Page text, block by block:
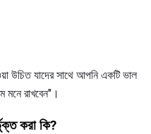
উচিত যাদের সাথে আপনি একটি ভাল
মনে রাখবেন"।
করা কি?